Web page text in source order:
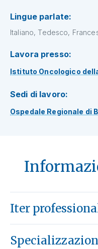
Lingue parlate:
Italiano, Tedesco,
Lavora presso:
Istituto Oncologico
Sedi di lavoro:
Ospedale Regionale di
Iter